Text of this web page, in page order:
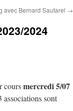
avec Bernard Sautarel →
2024
coursmercredi 5/07
associations sont